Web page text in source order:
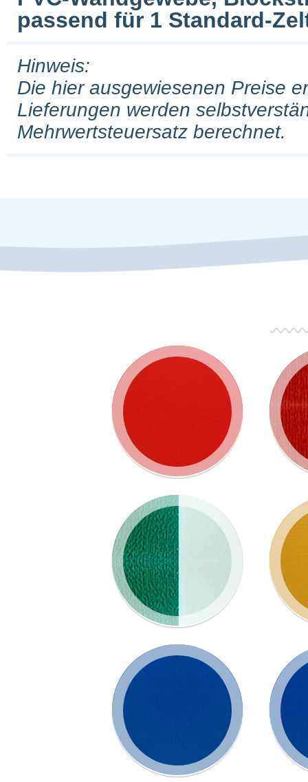
passend für 1 Standard-
Hinweis:
Die hier ausgewiesenen Preise
Lieferungen werden
Mehrwertsteuersatz berechnet.